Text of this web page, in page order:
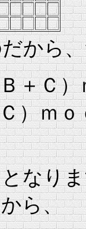
から
Ｃ）
ｍｏ
なり
ら、